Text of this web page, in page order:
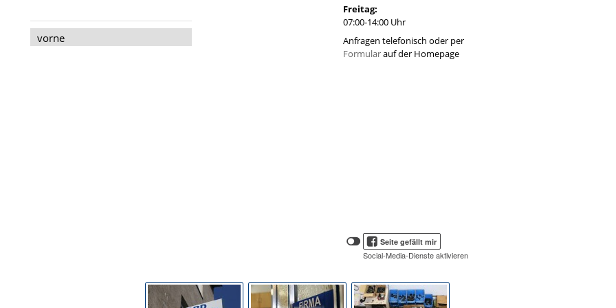
Freitag:
07:00-14:00 Uhr
Anfragen telefonisch oder per
Formularauf der Homepage
Klicken
Sie
Social-
Media-
Schaltflächen
Klicken
Sie
das
Facebook
Seite gefällt mir
Social-Media-Dienste aktivieren
vorne